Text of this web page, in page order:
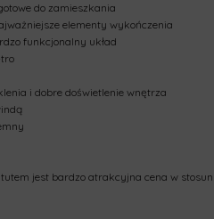
do zamieszkania
elementy wykończenia
funkcjonalny układ
i dobre doświetlenie wnętrza
jest bardzo atrakcyjna cena w